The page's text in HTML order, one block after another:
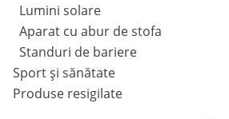
Lumini solare
Aparat cu abur de stofa
Standuri de bariere
Sport și sănătate
Produse resigilate